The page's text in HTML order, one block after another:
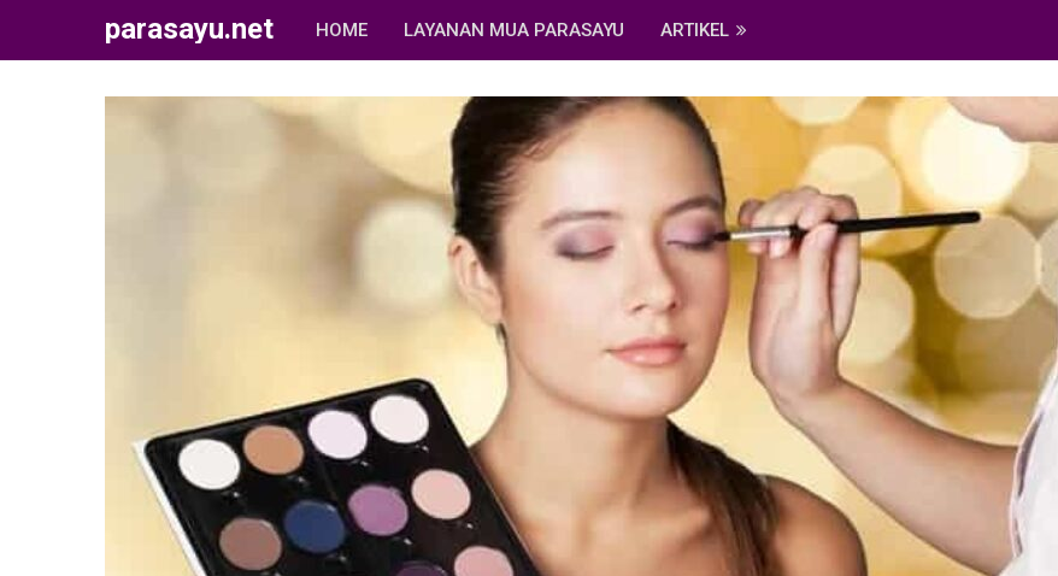
parasayu.net HOME LAYANAN MUA PARASAYU ARTIKEL